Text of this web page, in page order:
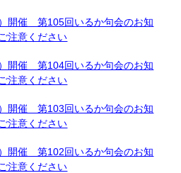
開催 第105回いるか句会のお知
注意ください
開催 第104回いるか句会のお知
注意ください
開催 第103回いるか句会のお知
注意ください
開催 第102回いるか句会のお知
注意ください